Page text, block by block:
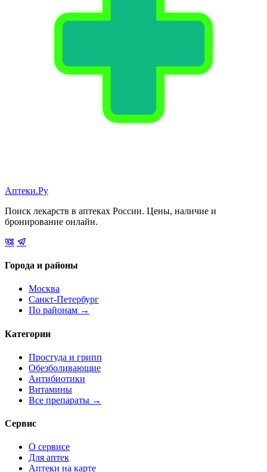
Аптеки.Ру
Поиск лекарств в аптеках России. Цены, наличие и
бронирование онлайн.
Города и районы
Москва
Санкт-Петербург
По районам →
Категории
Простуда и грипп
Обезболивающие
Антибиотики
Витамины
Все препараты →
Сервис
О сервисе
Для аптек
Аптеки на карте